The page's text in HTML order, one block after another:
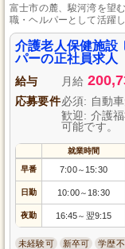
富士市の麓、駿河湾を望
職・ヘルパーとして活躍
事は、あなたの手で心温
環境で、笑顔あふれる毎
分な休暇があり、充実し
介護老人保健施設
パーの正社員求人
給与 月給
応募要件必須: 自動
歓迎: 介護
可能です。
就業時間
早番 7:00～ 15:30
日勤 10:00～ 18:30
夜勤 16:45～ 翌9:15
未経験可 新卒可 学歴